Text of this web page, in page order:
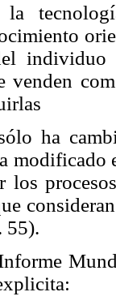
venden
ha
los
55).